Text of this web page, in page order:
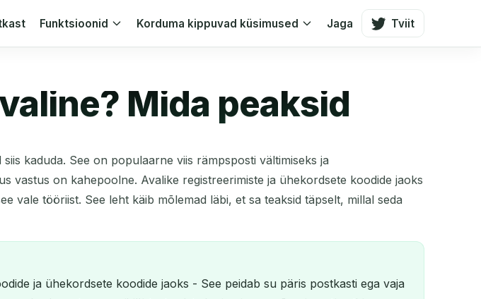
Funktsioonid Korduma kippuvad küsimused Jaga Tviit
Mida peaksid
kaduda. See on populaarne viis rämpsposti vältimiseks ja
vastus on kahepoolne. Avalike registreerimiste ja ühekordsete koodide jaoks
vale tööriist. See leht käib mõlemad läbi, et sa teaksid täpselt, millal seda
ja ühekordsete koodide jaoks - See peidab su päris postkasti ega vaja